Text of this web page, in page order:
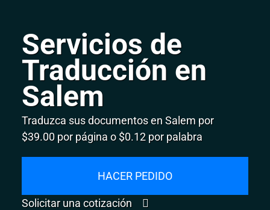
Servicios de
Traducción en
Salem
Traduzca sus documentos en Salem por
$39.00 por página o $0.12 por palabra
HACER PEDIDO
Solicitar una cotización